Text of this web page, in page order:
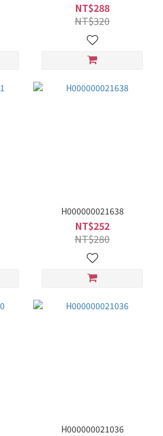
NT$288
NT$320
H000000021638
NT$252
NT$280
H000000021036